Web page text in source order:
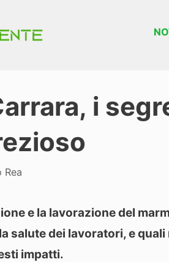
i
Rea
e la lavorazione del
salute dei lavoratori, e
impatti.